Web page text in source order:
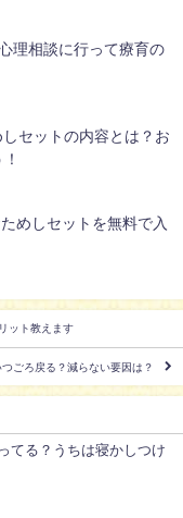
理相談に行って療育の
セットの内容とは？お
めしセットを無料で入
ット教えます
ごろ戻る？減らない要因は？
てる？うちは寝かしつけ